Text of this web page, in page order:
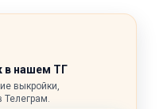
в нашем ТГ
выкройки,
Телеграм.